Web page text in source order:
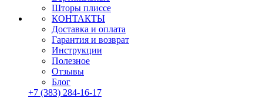
Шторы плиссе
КОНТАКТЫ
Доставка и оплата
Гарантия и возврат
Инструкции
Полезное
Отзывы
Блог
+7 (383) 284-16-17